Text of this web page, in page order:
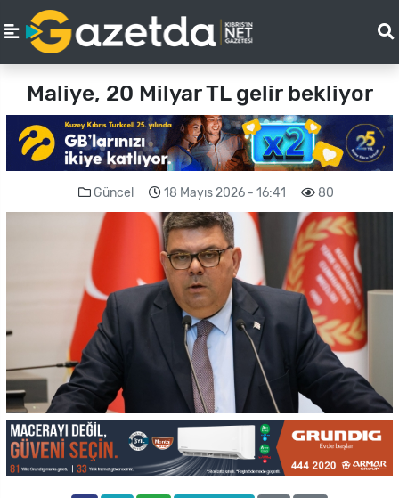
Maliye, 20 Milyar TL gelir bekliyor
Güncel 18 Mayıs 2026 - 16:41 80